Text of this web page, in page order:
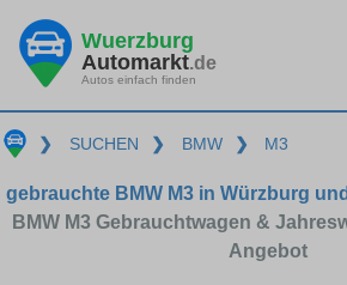
Wuerzburg
Automarkt.de
Autos einfach finden
❯ SUCHEN ❯ BMW ❯ M3
gebrauchte BMW M3 in Würzburg
BMW M3 Gebrauchtwagen &
Angebot